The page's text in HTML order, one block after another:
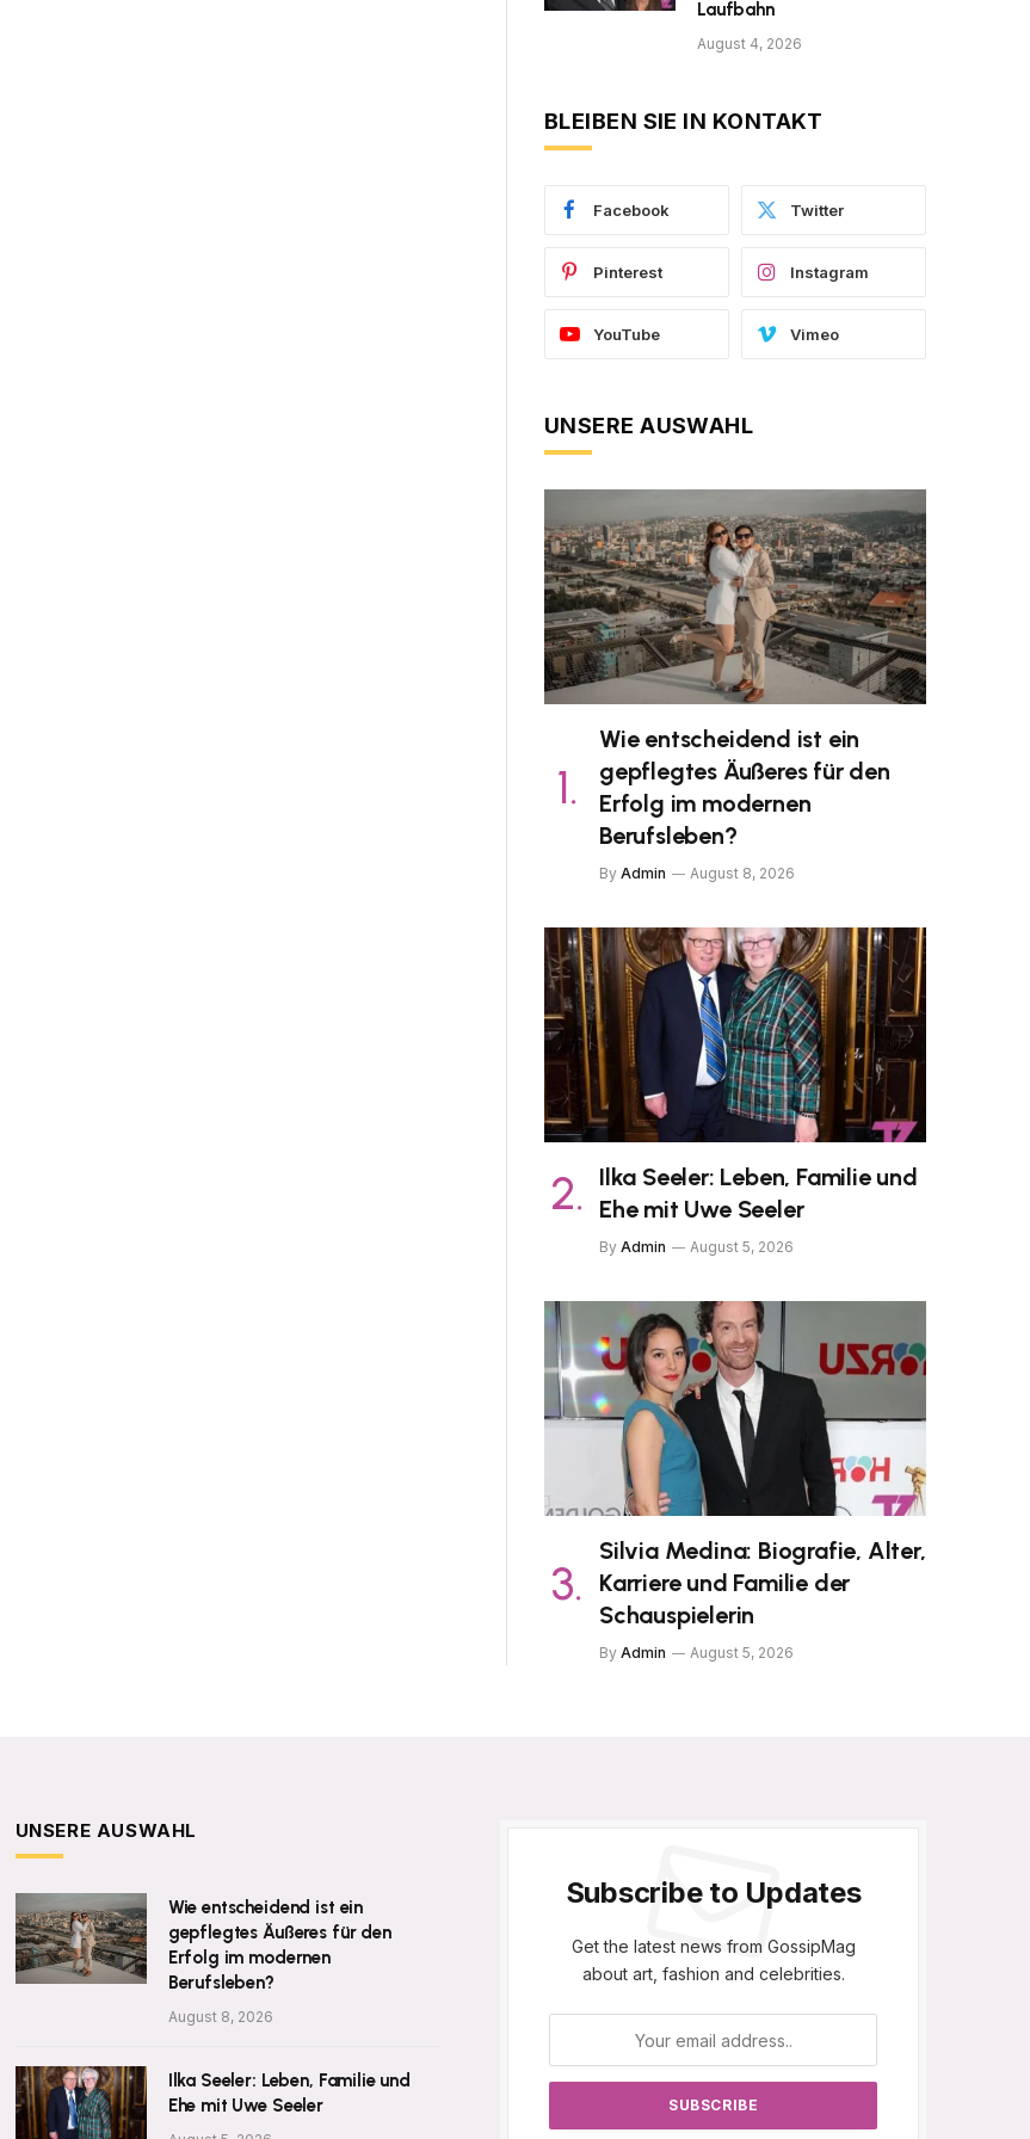
Laufbahn
August 4, 2026
BLEIBEN SIE IN KONTAKT
Facebook Twitter
Pinterest Instagram
YouTube Vimeo
UNSERE AUSWAHL
Wie entscheidend ist ein
gepflegtes Äußeres für den
Erfolg im modernen
Berufsleben?
By Admin August 8, 2026
Ilka Seeler: Leben, Familie und
Ehe mit Uwe Seeler
By Admin August 5, 2026
Silvia Medina: Biografie, Alter,
Karriere und Familie der
Schauspielerin
By Admin August 5, 2026
UNSERE AUSWAHL
Wie entscheidend ist ein
gepflegtes Äußeres für den
Erfolg im modernen
Berufsleben?
August 8, 2026
Ilka Seeler: Leben, Familie und
Ehe mit Uwe Seeler
Subscribe to Updates
Get the latest news from GossipMag
about art, fashion and celebrities.